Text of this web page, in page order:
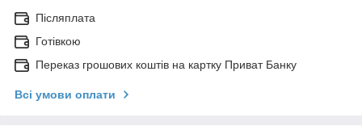
Післяплата
Готівкою
Переказ грошових коштів на картку Приват Банку
Всі умови оплати